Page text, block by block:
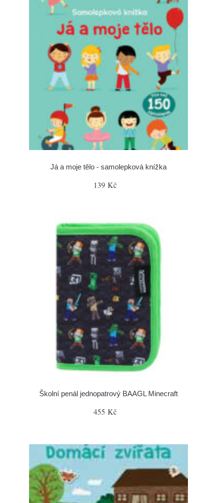
Já a moje tělo - samolepková knížka
139 Kč
Školní penál jednopatrový BAAGL Minecraft
455 Kč